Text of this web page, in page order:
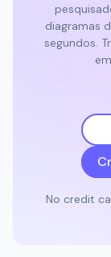
diagramas
segundos.
No credit